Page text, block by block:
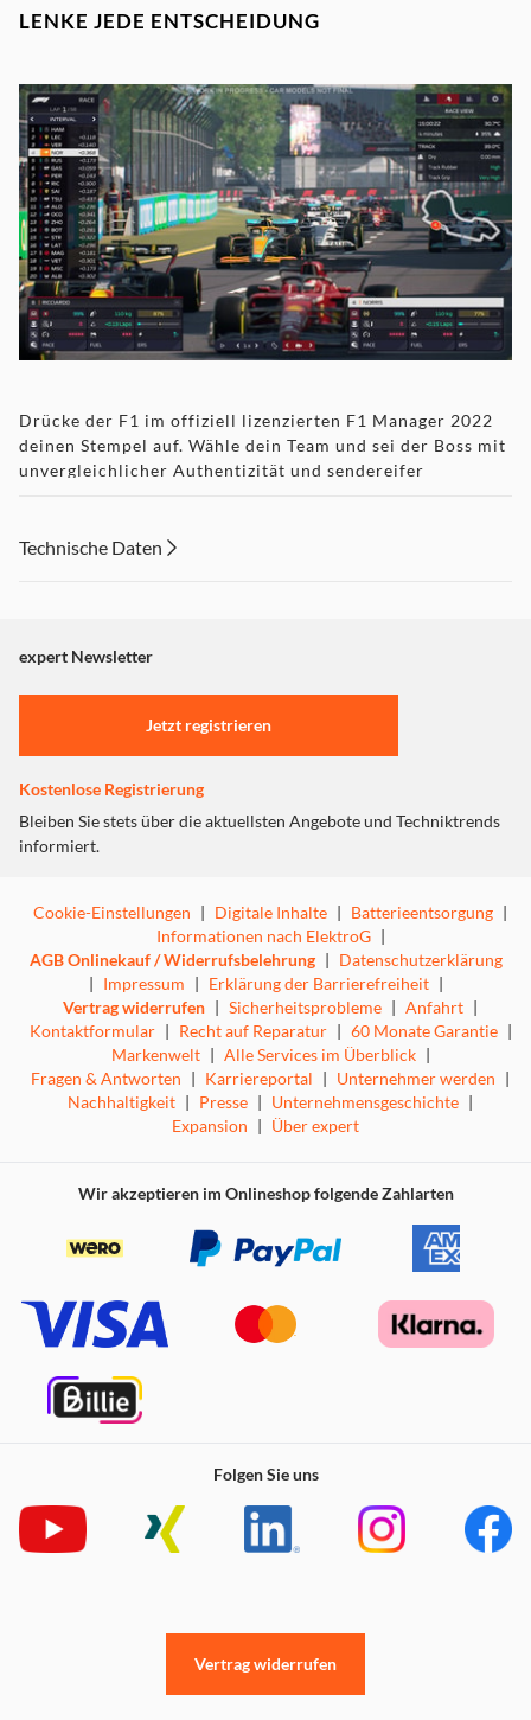
LENKE JEDE ENTSCHEIDUNG
Drücke der F1 im offiziell lizenzierten F1 Manager 2022
deinen Stempel auf. Wähle dein Team und sei der Boss mit
unvergleichlicher Authentizität und sendereifer
Schreibe ein neues Kapitel in einer spannenden Ära der
F1. Wähle dein F1-Team aus und führe es durch die
offiziellen Rennen des Jahres 2022 zum Erfolg. Dabei
kannst du entweder am hinteren Ende des Feldes beginnen
oder gleich auf der Pole-Position starten – in F1 Manager
Saisonvorgaben und langfristige Ziele erfüllst und so das
Das Hauptquartier - BAUE DEIN TEAM AUF
Technische Daten
expert Newsletter
Jetzt registrieren
Kostenlose Registrierung
Bleiben Sie stets über die aktuellsten Angebote und Techniktrends
informiert.
Cookie-Einstellungen | Digitale Inhalte | Batterieentsorgung |
Informationen nach ElektroG |
AGB Onlinekauf / Widerrufsbelehrung | Datenschutzerklärung
| Impressum | Erklärung der Barrierefreiheit |
Vertrag widerrufen | Sicherheitsprobleme | Anfahrt |
Kontaktformular | Recht auf Reparatur | 60 Monate Garantie |
Markenwelt | Alle Services im Überblick |
Fragen & Antworten | Karriereportal | Unternehmer werden |
Nachhaltigkeit | Presse | Unternehmensgeschichte |
Expansion | Über expert
Wir akzeptieren im Onlineshop folgende Zahlarten
Folgen Sie uns
Vertrag widerrufen